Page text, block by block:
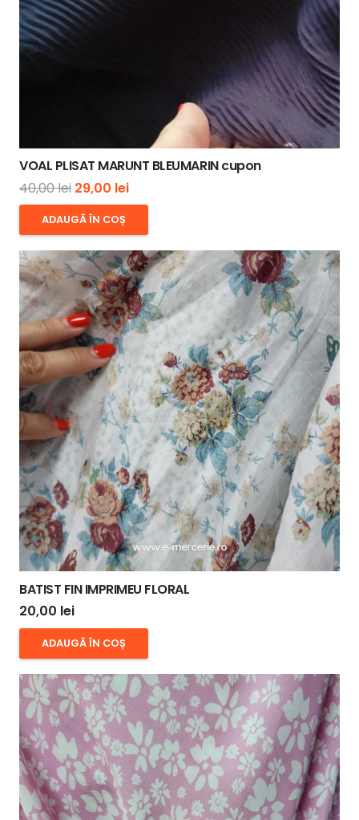
VOAL PLISAT MARUNT BLEUMARIN cupon
40,00lei Prețul
inițial
a
fost:
40,00 lei.
29,00 leiPrețul
curent
este:
29,00 lei.
ADAUGĂ ÎN COȘ
BATIST FIN IMPRIMEU FLORAL
20,00 lei
ADAUGĂ ÎN COȘ